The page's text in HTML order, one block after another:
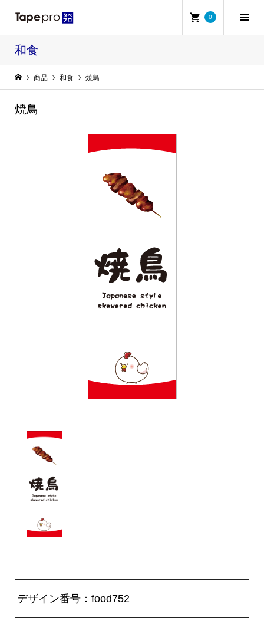
0
和食
商品 和食 焼鳥
焼鳥
デザイン番号：food752